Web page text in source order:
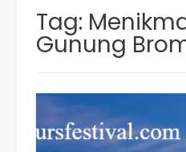
Tag:
Gunung